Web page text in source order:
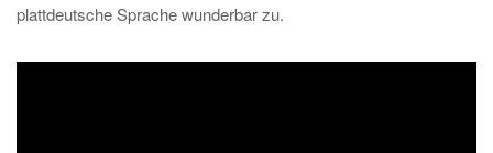
plattdeutsche Sprache wunderbar zu.